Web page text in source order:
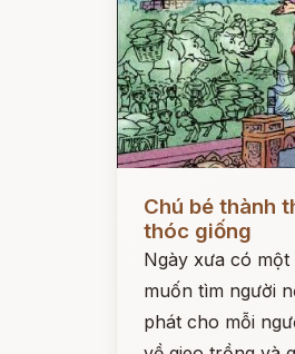
Chú bé thành
thóc giống
Ngày xưa có
muốn tìm người
phát cho mỗi